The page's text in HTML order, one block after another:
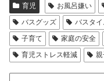
育児 お風呂嫌い
バスグッズ
バスタイ
子育て
家庭の安全
育児ストレス軽減
親